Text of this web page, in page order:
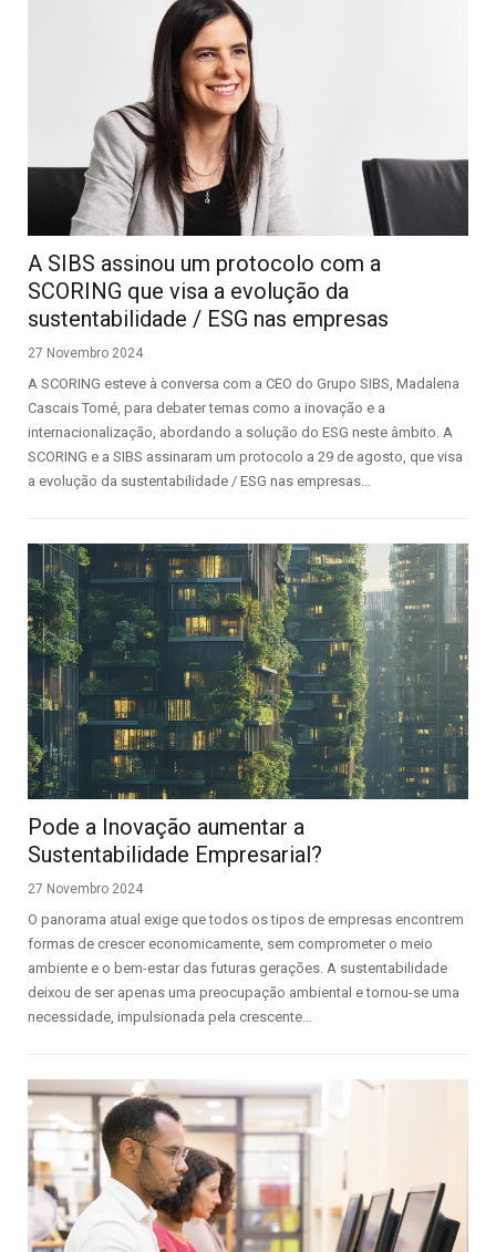
A SIBS assinou um protocolo com a
SCORING que visa a evolução da
sustentabilidade / ESG nas empresas
27 Novembro 2024
A SCORING esteve à conversa com a CEO do Grupo SIBS, Madalena
Cascais Tomé, para debater temas como a inovação e a
internacionalização, abordando a solução do ESG neste âmbito. A
SCORING e a SIBS assinaram um protocolo a 29 de agosto, que visa
a evolução da sustentabilidade / ESG nas empresas…
Pode a Inovação aumentar a
Sustentabilidade Empresarial?
27 Novembro 2024
O panorama atual exige que todos os tipos de empresas encontrem
formas de crescer economicamente, sem comprometer o meio
ambiente e o bem-estar das futuras gerações. A sustentabilidade
deixou de ser apenas uma preocupação ambiental e tornou-se uma
necessidade, impulsionada pela crescente…